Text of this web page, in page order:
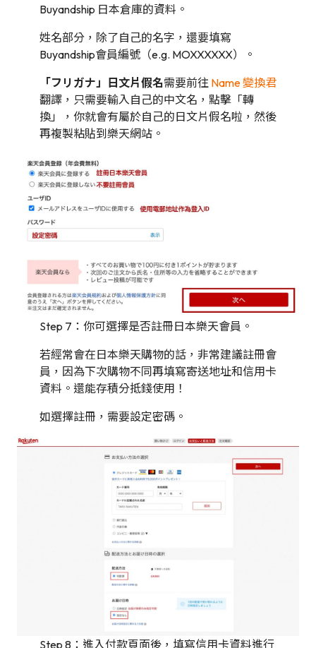
Buyandship 日本倉庫的資料。
姓名部分，除了自己的名字，還要填寫
Buyandship會員編號（e.g. MOXXXXXX）。
「フリガナ」日文片假名需要前往 Name 變換君
翻譯，只需要輸入自己的中文名，點擊「轉
換」，你就會有屬於自己的日文片假名啦，然後
再複製粘貼到樂天網站。
Step 7：你可選擇是否註冊日本樂天會員。
若經常會在日本樂天購物的話，非常建議註冊會
員，因為下次購物不同再填寫寄送地址和信用卡
資料。還能存積分抵錢使用！
如選擇註冊，需要設定密碼。
Step 8：進入付款頁面後，填寫信用卡資料進行